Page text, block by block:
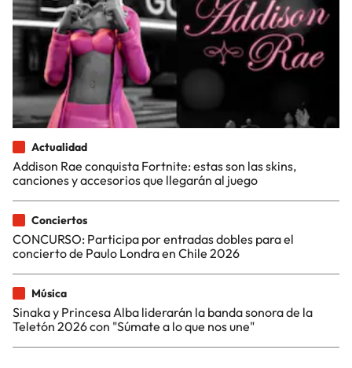
Actualidad
Addison Rae conquista Fortnite: estas son las skins,
canciones y accesorios que llegarán al juego
Conciertos
CONCURSO: Participa por entradas dobles para el
concierto de Paulo Londra en Chile 2026
Música
Sinaka y Princesa Alba liderarán la banda sonora de la
Teletón 2026 con "Súmate a lo que nos une"